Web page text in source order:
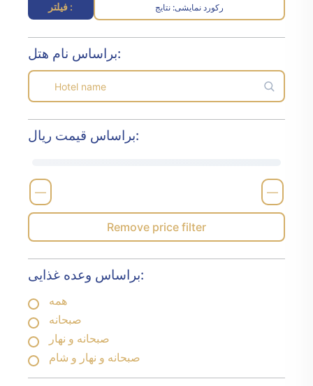
فیلتر : نتایج :رکورد نمایشی
براساس نام هتل:
براساس قیمت ریال:
—
—
Remove price filter
براساس وعده غذایی:
همه
صبحانه
صبحانه و نهار
صبحانه و نهار و شام